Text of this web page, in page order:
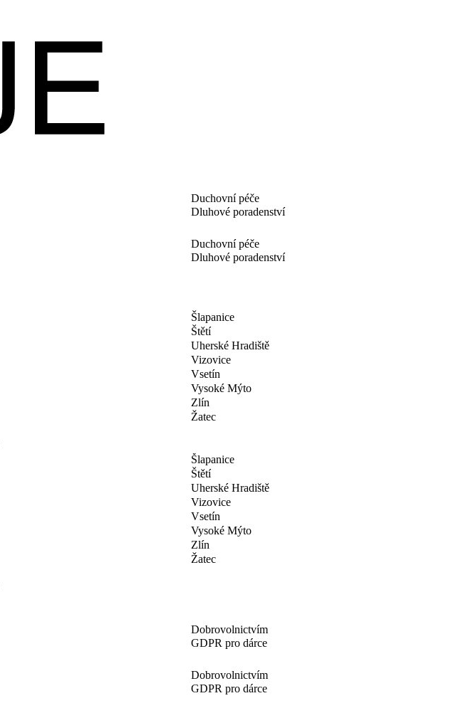
Duchovní péče
Dluhové poradenství
Duchovní péče
Dluhové poradenství
Šlapanice
Štětí
Uherské Hradiště
Vizovice
Vsetín
Vysoké Mýto
Zlín
Žatec
Šlapanice
Štětí
Uherské Hradiště
Vizovice
Vsetín
Vysoké Mýto
Zlín
Žatec
Dobrovolnictvím
GDPR pro dárce
Dobrovolnictvím
GDPR pro dárce